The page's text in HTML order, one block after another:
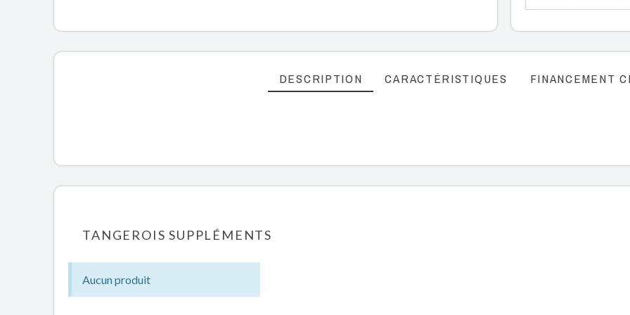
DESCRIPTION CARACTÉRISTIQUES FINANCEMENT
TANGEROIS SUPPLÉMENTS
Aucun produit